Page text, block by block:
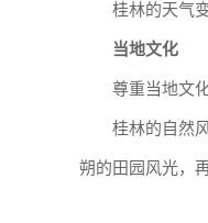
桂林的天气
当地文化
尊重当地文
桂林的自然
朔的田园风光，